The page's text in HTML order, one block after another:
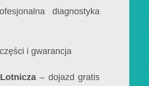
diagnostyka
i gwarancja
– dojazd gratis